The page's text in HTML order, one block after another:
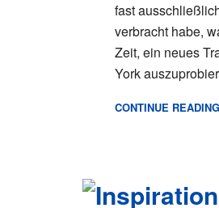
fast
verbracht habe,
Zeit, ein neues
York
CONTINUE READING